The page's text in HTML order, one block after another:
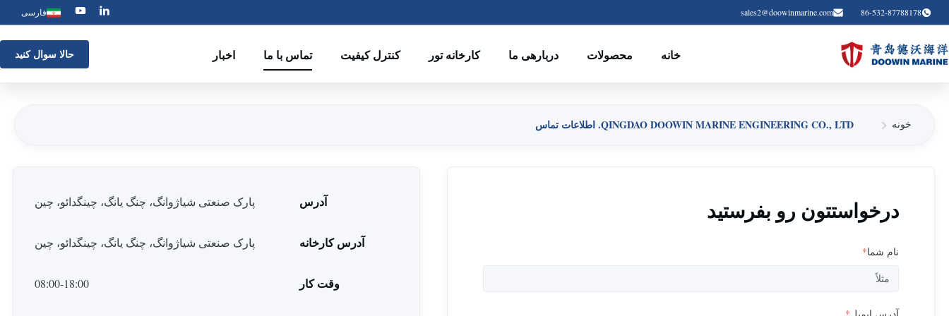
86-532-87788178
sales2@doowinmarine.com فارسی
خانه محصولات دربارهی ما کارخانه تور کنترل کیفیت تماس با ما اخبار حالا سوال کنيد
خونه QINGDAO DOOWIN MARINE ENGINEERING CO., LTD. اطلاعات تماس
درخواستتون رو بفرستيد
نام شما*
آدرس پارک صنعتی شیاژوانگ، چنگ یانگ، چینگدائو، چین
آدرس کارخانه پارک صنعتی شیاژوانگ، چنگ یانگ، چینگدائو، چین
وقت کار 08:00-18:00